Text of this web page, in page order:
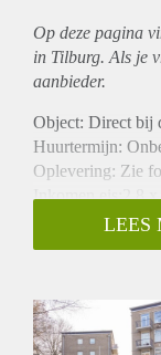
Op deze pagina
in Tilburg. Als je
aanbieder.
Object: Direct bij
Huurtermijn:
Oplevering: Zie
Inkomen eis:2,8
Garantiestelling
Borg: 1 Maand
Huisdieren
Huurtoeslag grens:
LEES